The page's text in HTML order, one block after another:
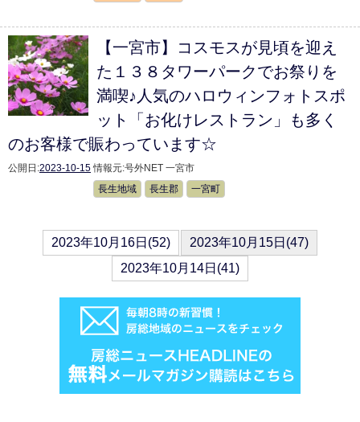
【一宮市】コスモスが見頃を迎え
た１３８タワーパークでお祭りを
満喫♪人気のハロウィンフォトスポ
ット「お化けレストラン」も多く
のお客様で賑わっています☆
公開日:2023-10-15 情報元:号外NET 一宮市
長生地域
長生郡 一宮町
2023年10月16日(52)
2023年10月15日(47)
2023年10月14日(41)